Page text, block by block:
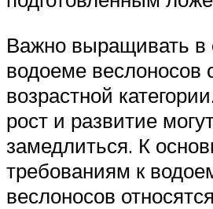
Важно выращивать в
водоеме веслоносов
возрастной
рост и развитие
замедлиться. К
требованиям к
веслоносов